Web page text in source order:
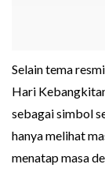
Selain tema
Hari
sebagai simbol
hanya melihat
menatap masa